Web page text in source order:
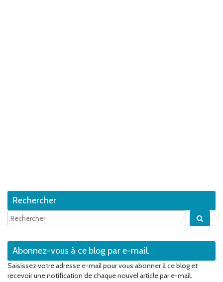
Rechercher
Abonnez-vous à ce blog par e-mail.
Saisissez votre adresse e-mail pour vous abonner à ce blog et
recevoir une notification de chaque nouvel article par e-mail.